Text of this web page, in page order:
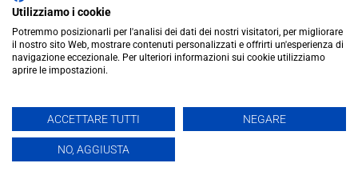
redazione@ilcaffequotidiano.online
C.F. 92076900858
Chi siamo
Privacy & Cookie Policy
IlCaffèQuotidiano.online è una testata giornalistica registrata
presso il Tribunale di Caltanissetta n.02/2024 del 17/07/2024 |
Realizzato da
Utilizziamo i cookie
Potremmo posizionarli per l'analisi dei dati dei nostri visitatori, per migliorare
il nostro sito Web, mostrare contenuti personalizzati e offrirti un'esperienza di
navigazione eccezionale. Per ulteriori informazioni sui cookie utilizziamo
aprire le impostazioni.
ACCETTARE TUTTI NEGARE
NO, AGGIUSTA